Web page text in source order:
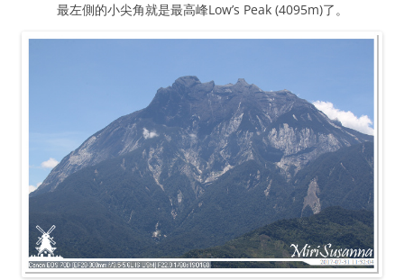
最左側的小尖角就是最高峰Low’s Peak (4095m)了。